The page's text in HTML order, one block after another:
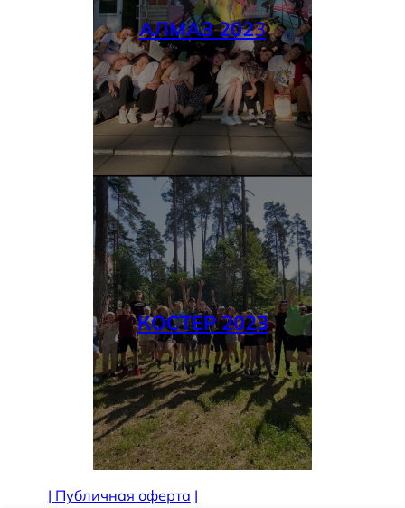
АЛМАЗ 2023
КОСТЕР 2023
| Публичная оферта |